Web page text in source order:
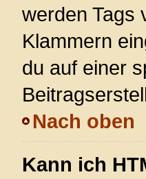
werden Tags
Klammern
du auf einer
Nach oben
Kann ich